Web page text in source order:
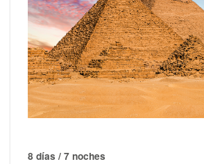
8 días / 7 noches